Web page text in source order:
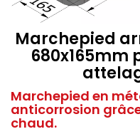
Marchepied
680x165mm
Marchepied en
anticorrosion
chaud.